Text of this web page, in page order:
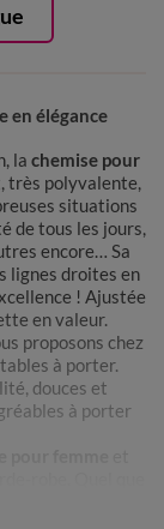
en élégance
la chemise pour
très polyvalente,
situations
de tous les jours,
encore… Sa
lignes droites en
! Ajustée
en valeur.
proposons chez
à porter.
douces et
à porter
sans aucun
et à vos